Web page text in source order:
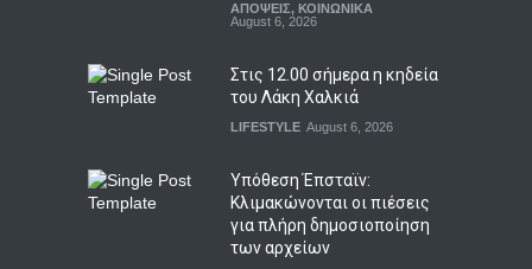
ΑΠΟΨΕΙΣ, ΚΟΙΝΩΝΙΚΑ
August 6, 2026
Στις 12.00 σήμερα η κηδεία
του Λάκη Χαλκιά
LIFESTYLE August 6, 2026
Υπόθεση Έπσταϊν:
Κλιμακώνονται οι πιέσεις
για πλήρη δημοσιοποίηση
των αρχείων